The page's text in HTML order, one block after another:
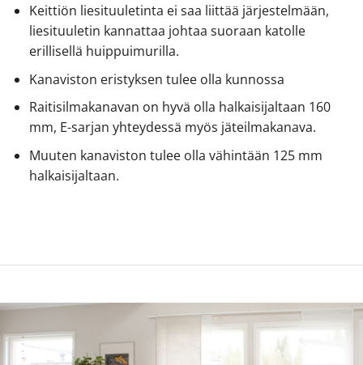
Keittiön liesituuletinta ei saa liittää järjestelmään,
liesituuletin kannattaa johtaa suoraan katolle
erillisellä huippuimurilla.
Kanaviston eristyksen tulee olla kunnossa
Raitisilmakanavan on hyvä olla halkaisijaltaan 160
mm, E-sarjan yhteydessä myös jäteilmakanava.
Muuten kanaviston tulee olla vähintään 125 mm
halkaisijaltaan.